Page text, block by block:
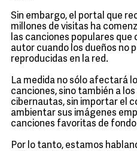
Sin embargo, el portal que
millones de visitas ha
las canciones populares
autor cuando los dueños no
reproducidas en la red.
La medida no sólo afectará
canciones, sino también a
cibernautas, sin importar el
ambientar sus imágenes
canciones favoritas de
Por lo tanto, estamos